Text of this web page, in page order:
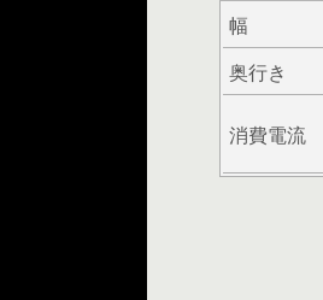
幅
奥行き
消費電流